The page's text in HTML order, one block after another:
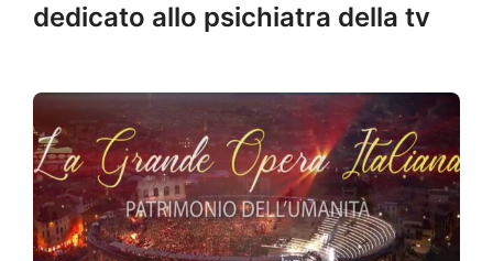
dedicato allo psichiatra della tv